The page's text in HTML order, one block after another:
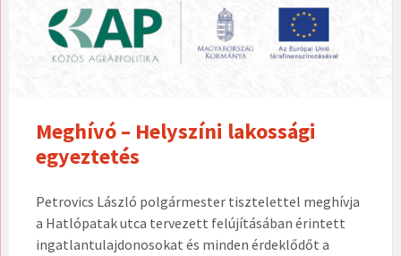
Meghívó – Helyszíni lakossági
egyeztetés
Petrovics László polgármester tisztelettel meghívja
a Hatlópatak utca tervezett felújításában érintett
ingatlantulajdonosokat és minden érdeklődőt a